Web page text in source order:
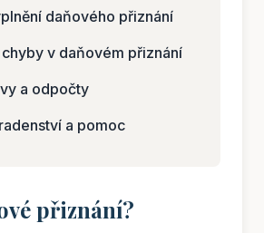
daňového přiznání
v daňovém přiznání
a odpočty
a pomoc
přiznání?